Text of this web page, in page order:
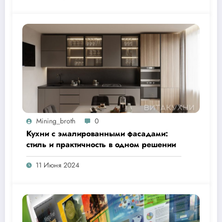
Mining_broth 0
Кухни с эмалированными фасадами:
стиль и практичность в одном решении
11 Июня 2024